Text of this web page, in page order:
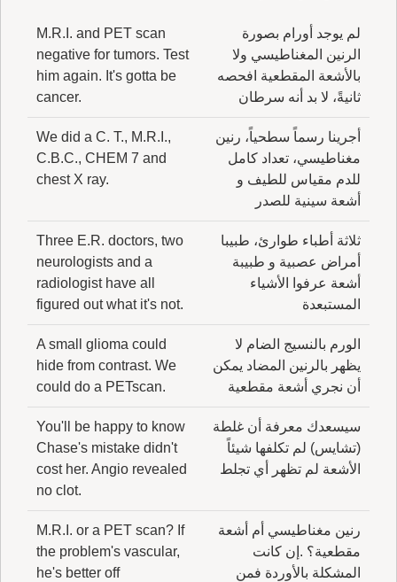
لم يوجد أورام بصورة
الرنين المغناطيسي ولا
بالأشعة المقطعية افحصه
ثانيةً، لا بد أنه سرطان
M.R.I. and PET scan
negative for tumors. Test
him again. It's gotta be
cancer.
أجرينا رسماً سطحياً، رنين
مغناطيسي، تعداد كامل
للدم مقياس للطيف و
أشعة سينية للصدر
We did a C. T., M.R.I.,
C.B.C., CHEM 7 and
chest X ray.
ثلاثة أطباء طوارئ، طبيبا
أمراض عصبية و طبيبة
أشعة عرفوا الأشياء
المستبعدة
Three E.R. doctors, two
neurologists and a
radiologist have all
figured out what it's not.
الورم بالنسيج الضام لا
يظهر بالرنين المضاد يمكن
أن نجري أشعة مقطعية
A small glioma could
hide from contrast. We
could do a PETscan.
سيسعدك معرفة أن غلطة
(تشايس) لم تكلفها شيئاً
الأشعة لم تظهر أي تجلط
You'll be happy to know
Chase's mistake didn't
cost her. Angio revealed
no clot.
رنين مغناطيسي أم أشعة
مقطعية؟ .إن كانت
المشكلة بالأوردة فمن
M.R.I. or a PET scan? If
the problem's vascular,
he's better off